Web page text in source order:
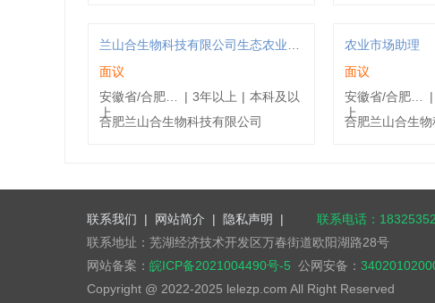
面议
| 3年以上 | 本科及以
上
合肥兰山合生物科技有限公司
农业市场助理
面议
|
上
合肥兰山合生物
联系我们 | 网站简介 | 隐私声明 |
联系电话：
联系地址：芜湖经济技术开发区万春街道欧阳湖路28号
网站备案： 皖ICP备2021004490号-5 公网安备：
Copyright @ 2022-2025 lelezp.com All Right Reserved